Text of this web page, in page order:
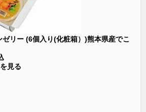
ゼリー (6個入り(化粧箱）)熊本県産でこ
を見る